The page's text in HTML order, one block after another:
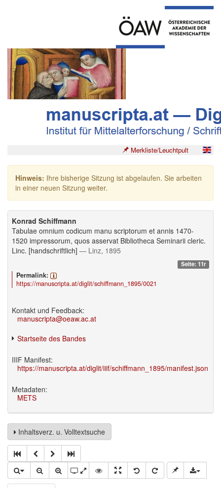
Merkliste/Leuchtpult
Hinweis: Ihre bisherige Sitzung ist abgelaufen. Sie arbeiten
in einer neuen Sitzung weiter.
Konrad Schiffmann
Tabulae omnium codicum manu scriptorum et annis 1470-
1520 impressorum, quos asservat Bibliotheca Seminarii cleric.
Linc. [handschriftlich] — Linz, 1895
Seite: 11r
Permalink:
https://manuscripta.at/diglit/schiffmann_1895/0021
Kontakt und Feedback:
manuscripta@oeaw.ac.at
Startseite des Bandes
IIIF Manifest:
https://manuscripta.at/diglit/iiif/schiffmann_1895/manifest.json
Metadaten:
METS
Inhaltsverz. u. Volltextsuche